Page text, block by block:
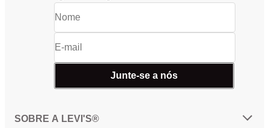
Junte-se a nós
SOBRE A LEVI'S®